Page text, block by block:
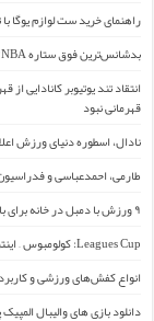
راهنمای خرید ست لوازم یوگا
بدشانس‌ترین فوق ستاره NBA/ لنارد باز هم مصدوم شد
قهرمانی نبود
نادال، اسطوره دنیای ورزش
طارمی، احمدعباسی و
۹ ورزش با دمبل در خانه برای بانوان
Leagues Cup: کولومبوس – اینتر میامی رو اپارات اسپرت ببنید
انواع کفش‌های ورزشی و
دانلود بازی های والیبال المپیک